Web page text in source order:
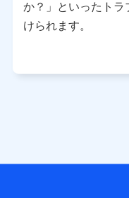
※ dポイントクラブ会
日以降、一度もdポイ
個人データは、こちら
用します。
か？」といったトラ
けられます。